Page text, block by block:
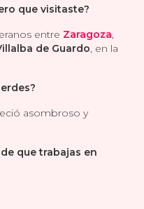
que visitaste?
entre Zaragoza,
de Guardo, en la
asombroso y
que trabajas en